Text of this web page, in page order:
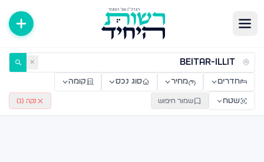
דירות למכירה ולהשכרה — רשות היחיד ✕
חדרים מחיר סוג נכס קומה
שטח שמור חיפוש נקה ( 1
)